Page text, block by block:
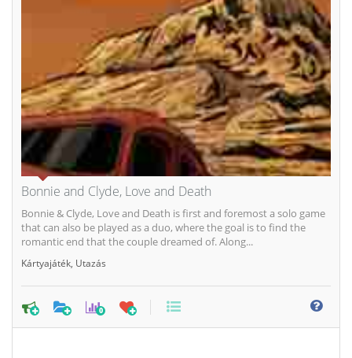
Bonnie and Clyde, Love and Death
Bonnie & Clyde, Love and Death is first and foremost a solo game
that can also be played as a duo, where the goal is to find the
romantic end that the couple dreamed of. Along...
Kártyajáték, Utazás
0